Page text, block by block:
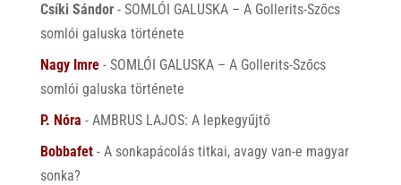
Csíki Sándor- SOMLÓI GALUSKA – A Gollerits-Szőcs
somlói galuska története
Nagy Imre- SOMLÓI GALUSKA – A Gollerits-Szőcs
somlói galuska története
P. Nóra - AMBRUS LAJOS: A lepkegyűjtő
Bobbafet- A sonkapácolás titkai, avagy van-e magyar
sonka?